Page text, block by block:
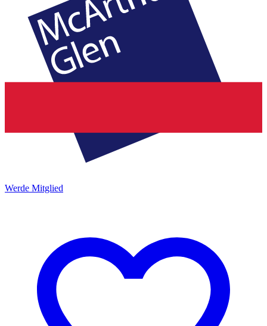
Werde Mitglied